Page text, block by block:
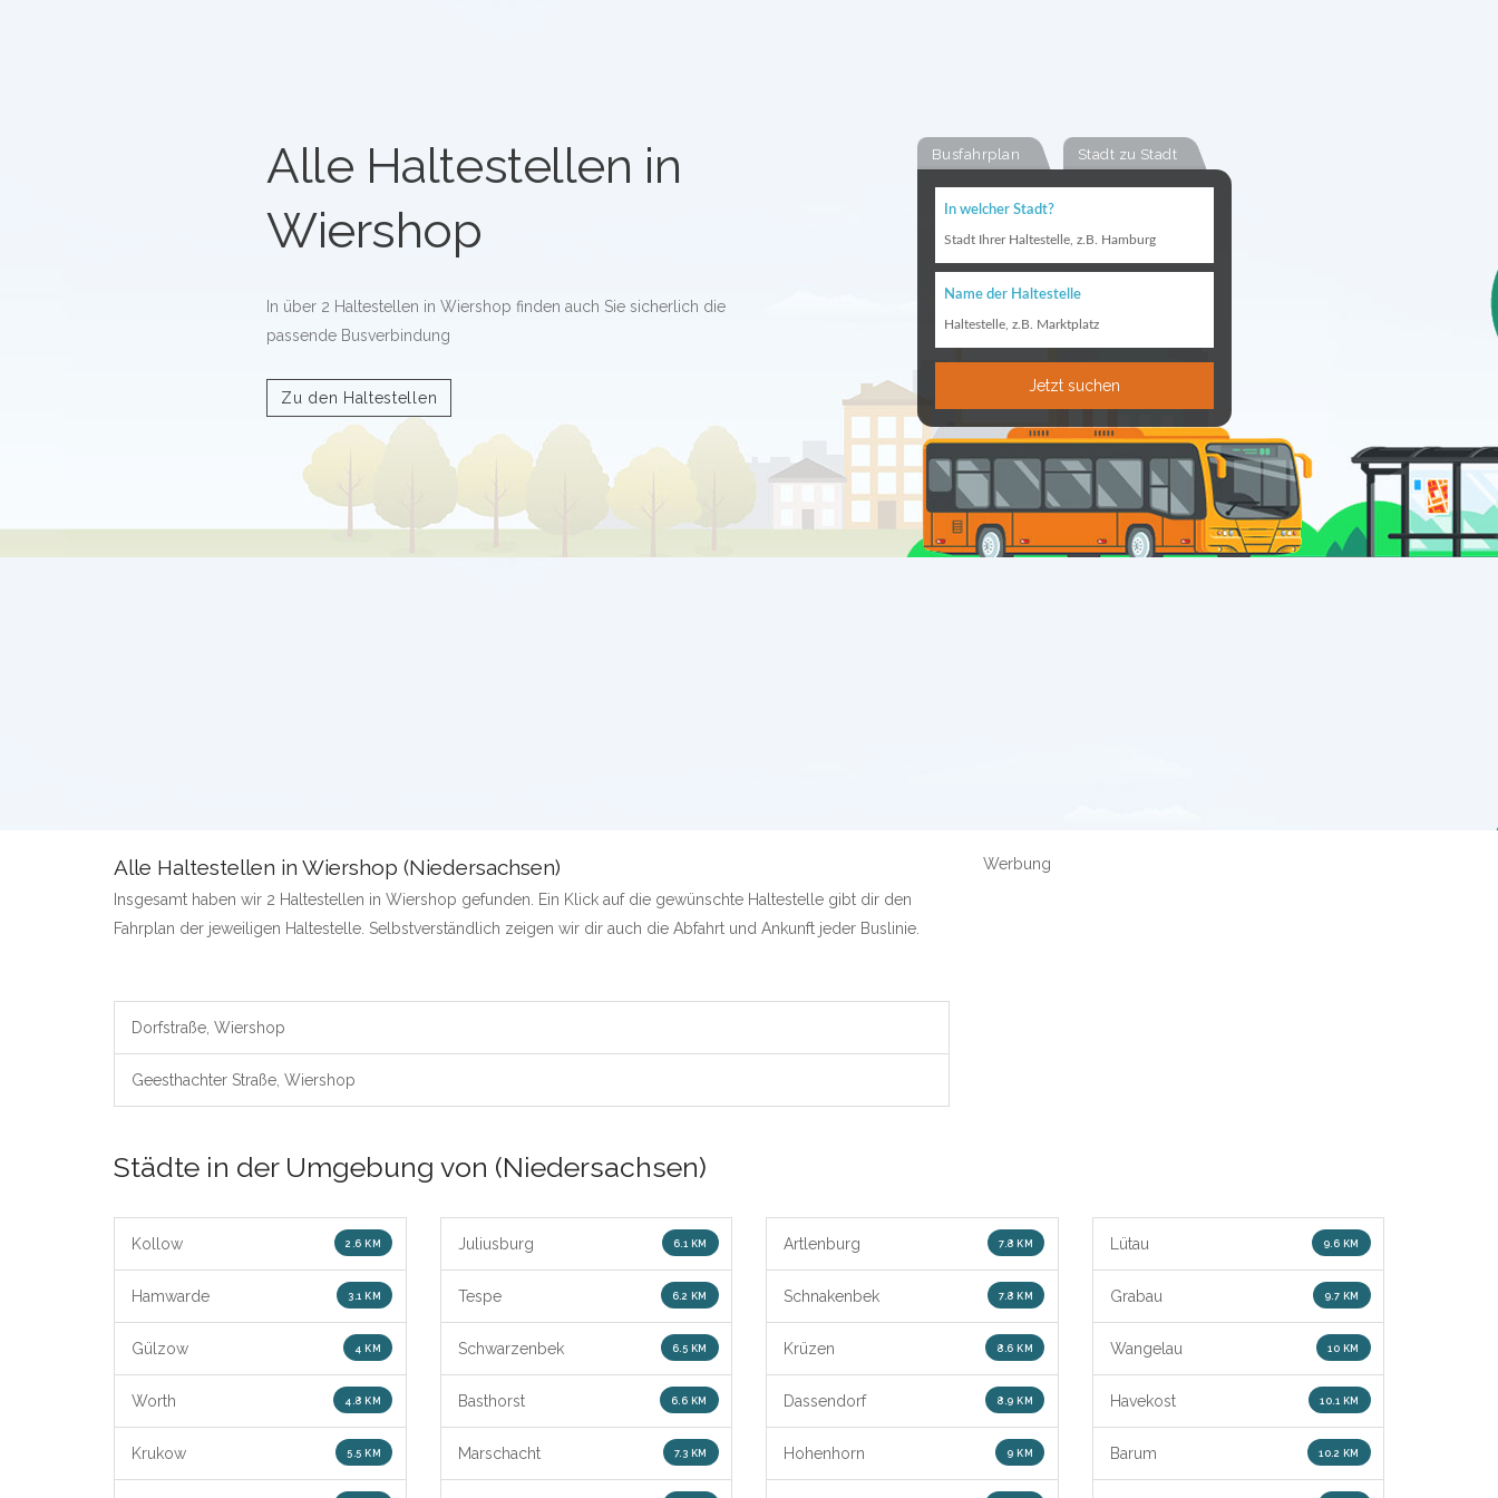
Busfahrplan Stadt zu Stadt
In welcher Stadt?
Stadt Ihrer Haltestelle, z.B. Hamburg
Name der Haltestelle
Haltestelle, z.B. Marktplatz
Jetzt suchen
Alle Haltestellen in
Wiershop
In über 2 Haltestellen in Wiershop finden auch Sie sicherlich die
passende Busverbindung
Zu den Haltestellen
Alle Haltestellen in Wiershop (Niedersachsen)
Insgesamt haben wir 2 Haltestellen in Wiershop gefunden. Ein Klick auf die gewünschte Haltestelle gibt dir den
Fahrplan der jeweiligen Haltestelle. Selbstverständlich zeigen wir dir auch die Abfahrt und Ankunft jeder Buslinie.
Dorfstraße, Wiershop
Geesthachter Straße, Wiershop
Werbung
Städte in der Umgebung von (Niedersachsen)
Kollow 2.6 KM
Hamwarde 3.1 KM
Gülzow 4 KM
Worth 4.8 KM
Krukow 5.5 KM
Juliusburg 6.1 KM
Tespe 6.2 KM
Schwarzenbek 6.5 KM
Basthorst 6.6 KM
Marschacht 7.3 KM
Artlenburg 7.8 KM
Schnakenbek 7.8 KM
Krüzen 8.6 KM
Dassendorf 8.9 KM
Hohenhorn 9 KM
Lütau 9.6 KM
Grabau 9.7 KM
Wangelau 10 KM
Havekost 10.1 KM
Barum 10.2 KM